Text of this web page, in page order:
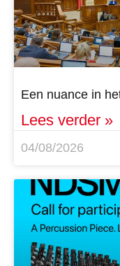
Een nuance in
Lees verder »
04/08/2026